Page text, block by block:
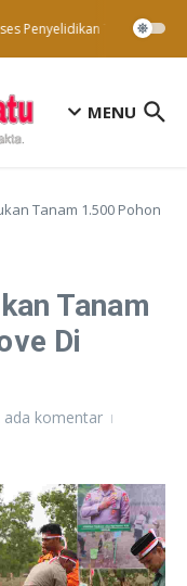
Penyelidikan Terhadap
MENU
Tanam 1.500 Pohon
Tanam
Di
ada komentar